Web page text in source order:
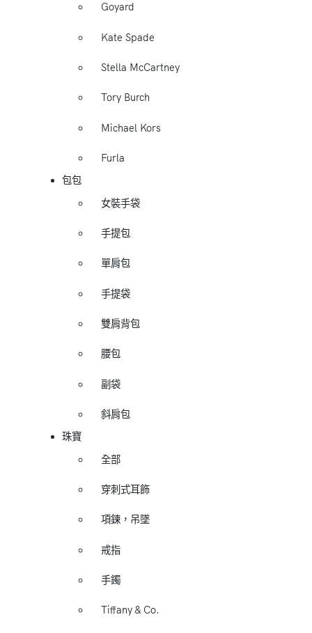
Goyard
Kate Spade
Stella McCartney
Tory Burch
Michael Kors
Furla
包包
女裝手袋
手提包
單肩包
手提袋
雙肩背包
腰包
副袋
斜肩包
珠寶
全部
穿刺式耳飾
項鍊，吊墜
戒指
手鐲
Tiffany & Co.